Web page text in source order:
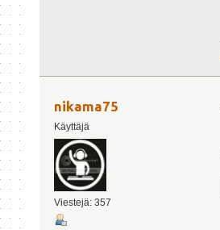
nikama75
Käyttäjä
Viestejä: 357